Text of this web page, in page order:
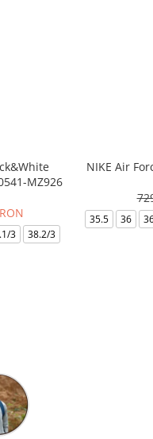
MZ926
3
38.2/3
NIKE Air
35.5 36